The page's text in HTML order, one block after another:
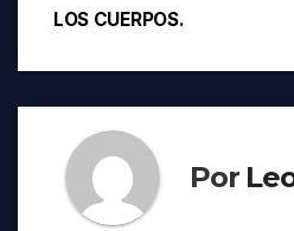
LOS CUERPOS.
Por